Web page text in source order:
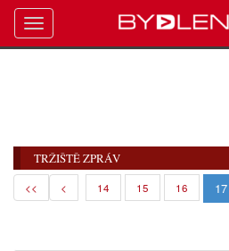
TRŽIŠTĚ ZPRÁV
<< < 14 15 16 17
Toggle
navigation